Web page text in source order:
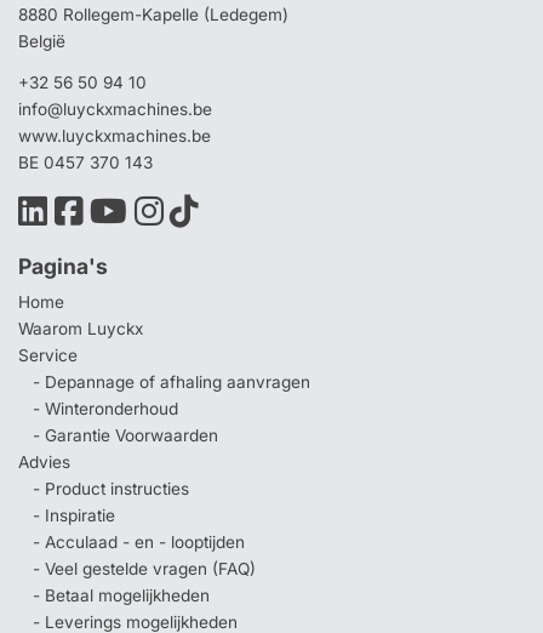
8880 Rollegem-Kapelle (Ledegem)
België
+32 56 50 94 10
info@luyckxmachines.be
www.luyckxmachines.be
BE 0457 370 143
Pagina's
Home
Waarom Luyckx
Service
- Depannage of afhaling aanvragen
- Winteronderhoud
- Garantie Voorwaarden
Advies
- Product instructies
- Inspiratie
- Acculaad - en - looptijden
- Veel gestelde vragen (FAQ)
- Betaal mogelijkheden
- Leverings mogelijkheden